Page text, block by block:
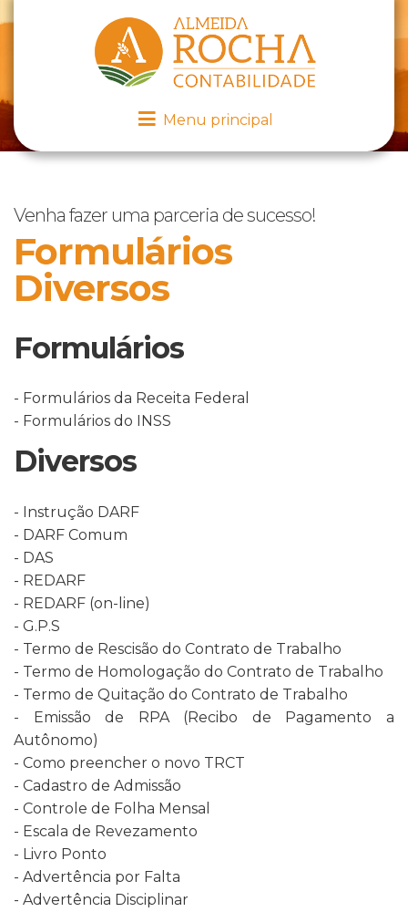
Menu principal
Venha fazer uma parceria de sucesso!
Formulários
Diversos
Formulários
- Formulários da Receita Federal
- Formulários do INSS
Diversos
- Instrução DARF
- DARF Comum
- DAS
- REDARF
- REDARF (on-line)
- G.P.S
- Termo de Rescisão do Contrato de Trabalho
- Termo de Homologação do Contrato de Trabalho
- Termo de Quitação do Contrato de Trabalho
- Emissão de RPA (Recibo de Pagamento a
Autônomo)
- Como preencher o novo TRCT
- Cadastro de Admissão
- Controle de Folha Mensal
- Escala de Revezamento
- Livro Ponto
- Advertência por Falta
- Advertência Disciplinar